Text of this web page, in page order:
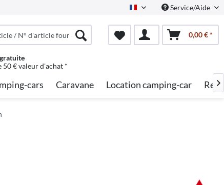
French Service/Aide
0,00 € *
50 € valeur d'achat *
cars Caravane Location camping-car 